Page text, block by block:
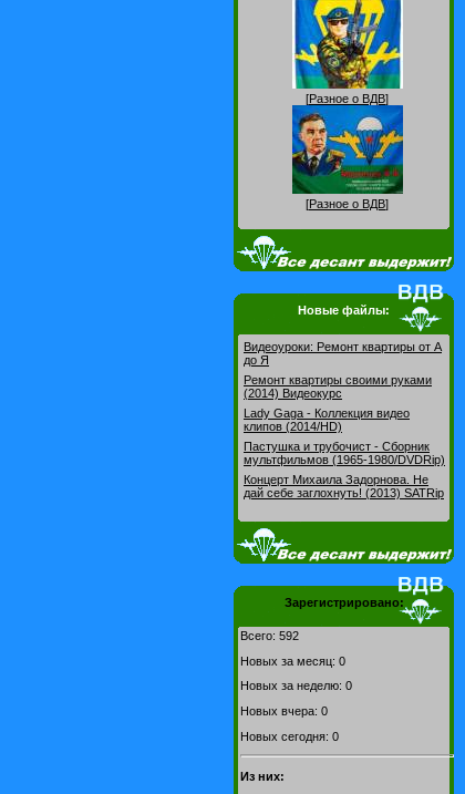
[Разное о ВДВ]
[Разное о ВДВ]
Новые файлы:
Видеоуроки: Pемонт квартиры от А
до Я
Ремонт квартиры своими руками
(2014) Видеокурс
Lady Gaga - Коллекция видео
клипов (2014/HD)
Пастушка и трубочист - Сборник
мультфильмов (1965-1980/DVDRip)
Концерт Михаила Задорнова. Не
дай себе заглохнуть! (2013) SATRip
Зарегистрировано:
Всего: 592
Новых за месяц: 0
Новых за неделю: 0
Новых вчера: 0
Новых сегодня: 0
Из них: